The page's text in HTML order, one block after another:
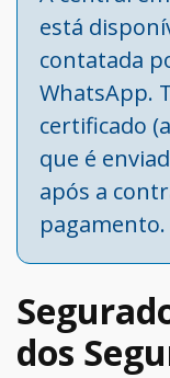
está
contatada
WhatsApp.
certificado
que é
após a
pagamento.
dos